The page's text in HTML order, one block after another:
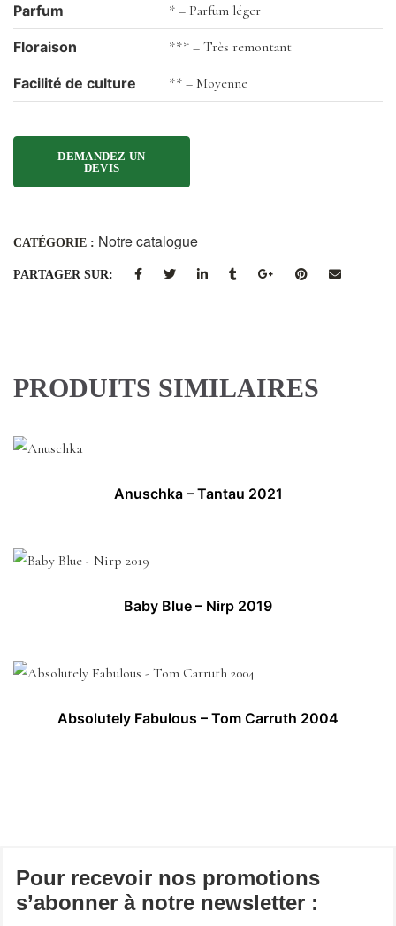
Parfum * – Parfum léger
Floraison *** – Très remontant
Facilité de culture ** – Moyenne
CATÉGORIE : Notre catalogue
PARTAGER SUR:
PRODUITS SIMILAIRES
Anuschka – Tantau 2021
Baby Blue – Nirp 2019
Absolutely Fabulous – Tom Carruth 2004
Pour recevoir nos promotions
s’abonner à notre newsletter :